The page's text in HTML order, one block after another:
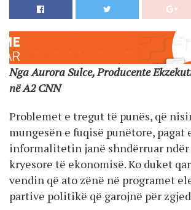
Nga Aurora Sulce, Producente
në A2 CNN
Problemet e tregut të punës, që
mungesën e fuqisë punëtore, pagat
informalitetin janë shndërruar
kryesore të ekonomisë. Ko duket
vendin që ato zënë në programet
partive politikë që garojnë për